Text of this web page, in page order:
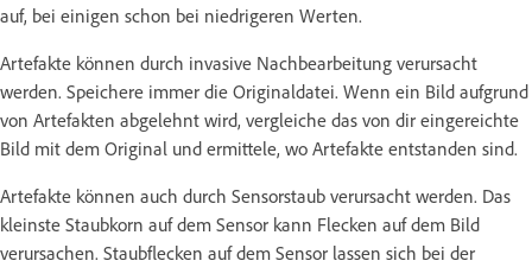
auf, bei einigen schon bei niedrigeren Werten.
Artefakte können durch invasive Nachbearbeitung verursacht
werden. Speichere immer die Originaldatei. Wenn ein Bild aufgrund
von Artefakten abgelehnt wird, vergleiche das von dir eingereichte
Bild mit dem Original und ermittele, wo Artefakte entstanden sind.
Artefakte können auch durch Sensorstaub verursacht werden. Das
kleinste Staubkorn auf dem Sensor kann Flecken auf dem Bild
verursachen. Staubflecken auf dem Sensor lassen sich bei der